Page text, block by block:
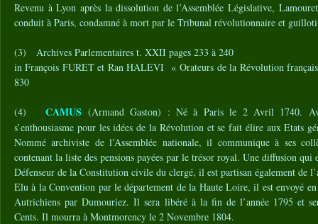
Revenu à Lyon après la dissolution de l’Assemblée Législative,
conduit à Paris, condamné à mort par le Tribunal révolutionnaire et
(3) Archives Parlementaires t. XXII pages 233 à 240
in François FURET et Ran HALEVI « Orateurs de la Révolution
830
(4)CAMUS (Armand Gaston) : Né à Paris le 2 Avril 1740.
s’enthousiasme pour les idées de la Révolution et se fait élire aux Etats
Nommé archiviste de l’Assemblée nationale, il communique à ses
contenant la liste des pensions payées par le trésor royal. Une diffusion qui
Défenseur de la Constitution civile du clergé, il est partisan également de
Elu à la Convention par le département de la Haute Loire, il est envoyé
Autrichiens par Dumouriez. Il sera libéré à la fin de l’année 1795 et
Cents. Il mourra à Montmorency le 2 Novembre 1804.